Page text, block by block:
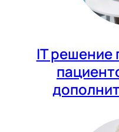
IT решение